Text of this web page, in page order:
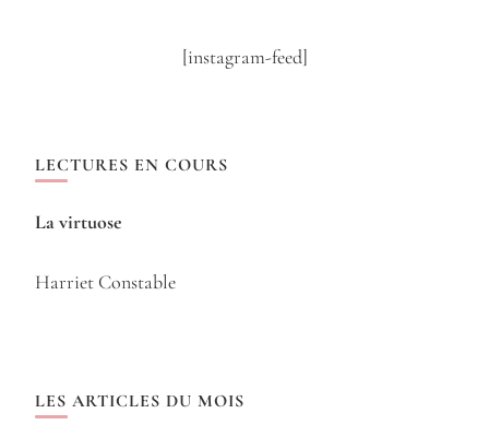
[instagram-feed]
LECTURES EN COURS
La virtuose
Harriet Constable
LES ARTICLES DU MOIS